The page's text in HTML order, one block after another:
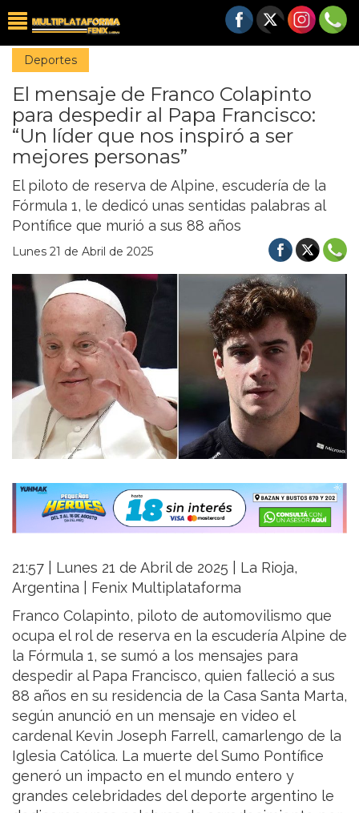
Deportes
El mensaje de Franco Colapinto
para despedir al Papa Francisco:
“Un líder que nos inspiró a ser
mejores personas”
El piloto de reserva de Alpine, escudería de la
Fórmula 1, le dedicó unas sentidas palabras al
Pontífice que murió a sus 88 años
Lunes 21 de Abril de 2025
21:57 | Lunes 21 de Abril de 2025 | La Rioja,
Argentina | Fenix Multiplataforma
Franco Colapinto, piloto de automovilismo que
ocupa el rol de reserva en la escudería Alpine de
la Fórmula 1, se sumó a los mensajes para
despedir al Papa Francisco, quien falleció a sus
88 años en su residencia de la Casa Santa Marta,
según anunció en un mensaje en video el
cardenal Kevin Joseph Farrell, camarlengo de la
Iglesia Católica. La muerte del Sumo Pontífice
generó un impacto en el mundo entero y
grandes celebridades del deporte argentino le